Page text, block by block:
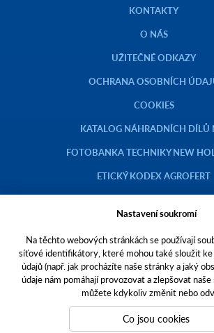
KONTAKTY
O NÁS
UŽITEČNÉ ODKAZY
OCHRANA OSOBNÍCH
COOKIES
KATALOG NÁHRADNÍCH DÍLŮ
FOTOBANKA TECHNIKY NEW
ETICKÝ KODEX AGROFERT
Copyright © 2023 AGROTEC
Toto jsou internetové stránky společnosti
Hustopečích, Brněnská 74, PSČ 69301,
zapsané v OR vedeném Krajským soudem v
Společnost AGROTEC a.s. je členem koncernu
společností AGROFERT, a.s.,
Nastavení soukromí
Na těchto webových stránkách se používají
síťové identifikátory, které mohou také sloužit ke
údajů (např. jak procházíte naše stránky a jaký
údaje nám pomáhají provozovat a zlepšovat naše
můžete kdykoliv změnit nebo
Co jsou cookies